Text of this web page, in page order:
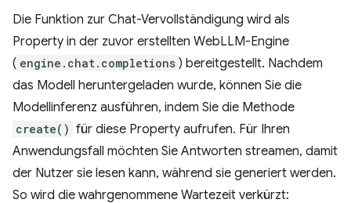
Die Funktion zur Chat-Vervollständigung wird als
Property in der zuvor erstellten WebLLM-Engine
( engine.chat.completions ) bereitgestellt. Nachdem
das Modell heruntergeladen wurde, können Sie die
Modellinferenz ausführen, indem Sie die Methode
create() für diese Property aufrufen. Für Ihren
Anwendungsfall möchten Sie Antworten streamen, damit
der Nutzer sie lesen kann, während sie generiert werden.
So wird die wahrgenommene Wartezeit verkürzt: